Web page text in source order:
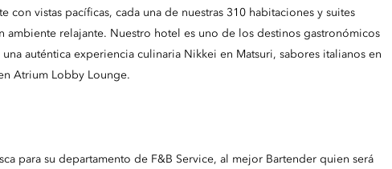
con vistas pacíficas, cada una de nuestras 310 habitaciones y suites
ambiente relajante. Nuestro hotel es uno de los destinos gastronómicos
auténtica experiencia culinaria Nikkei en Matsuri, sabores italianos en
Atrium Lobby Lounge.
para su departamento de F&B Service, al mejor Bartender quien será